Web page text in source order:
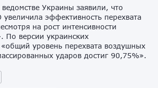
Украины заявили, что
эффективность перехвата
на рост интенсивности
По версии украинских
«общий уровень перехвата воздушных
ударов достиг 90,75%».